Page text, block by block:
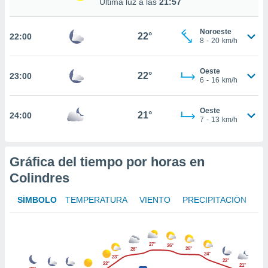
de que
sean
el sitio
para
ni para
no
Puedes
22:00 22°
Noroeste
8 - 20 km/h
23:00 22°
Oeste
6 - 16 km/h
24:00 21°
Oeste
7 - 13 km/h
Gráfica del tiempo por horas en
Colindres
SÍMBOLO TEMPERATURA VIENTO PRECIPITACIÓN
22°
23°
26°
27° 26°
26°
24°
22°
21°